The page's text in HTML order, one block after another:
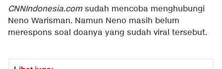
CNNIndonesia.comsudah mencoba menghubungi
Neno Warisman. Namun Neno masih belum
merespons soal doanya yang sudah viral tersebut.